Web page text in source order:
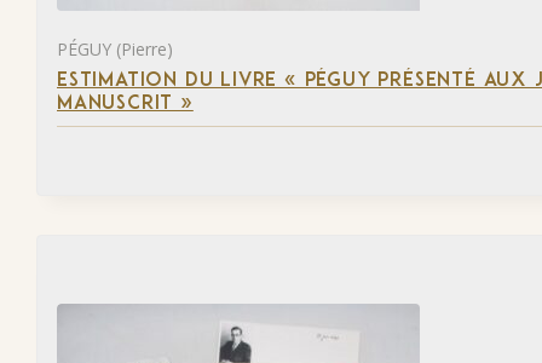
PÉGUY (Pierre)
ESTIMATION DU LIVRE « PÉGUY PRÉSENTÉ AUX
MANUSCRIT »